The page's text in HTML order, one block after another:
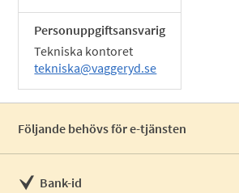
Personuppgiftsansvarig
Tekniska kontoret
tekniska@vaggeryd.se
Följande behövs för e-tjänsten
Bank-id